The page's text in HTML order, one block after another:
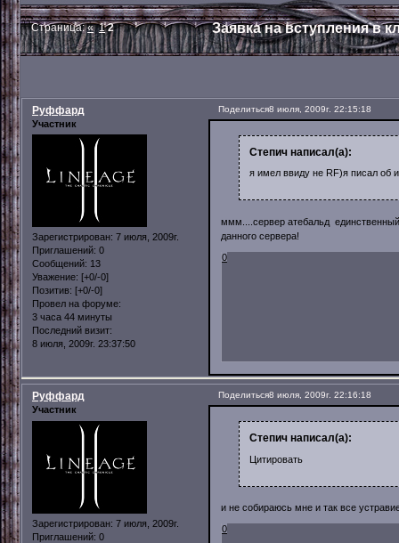
Заявка на вступления в
Страница:« 1 2
Поделиться8 июля, 2009г. 22:15:18
Руффард
Участник
Зарегистрирован: 7 июля, 2009г.
Приглашений: 0
Сообщений: 13
Уважение: [+0/-0]
Позитив: [+0/-0]
Провел на форуме:
3 часа 44 минуты
Последний визит:
8 июля, 2009г. 23:37:50
Степич написал(а):
я имел ввиду не RF)я писал об
ммм....сервер атебальд единственный
данного сервера!
0
Поделиться8 июля, 2009г. 22:16:18
Руффард
Участник
Зарегистрирован: 7 июля, 2009г.
Приглашений: 0
Степич написал(а):
Цитировать
и не собираюсь мне и так все
0